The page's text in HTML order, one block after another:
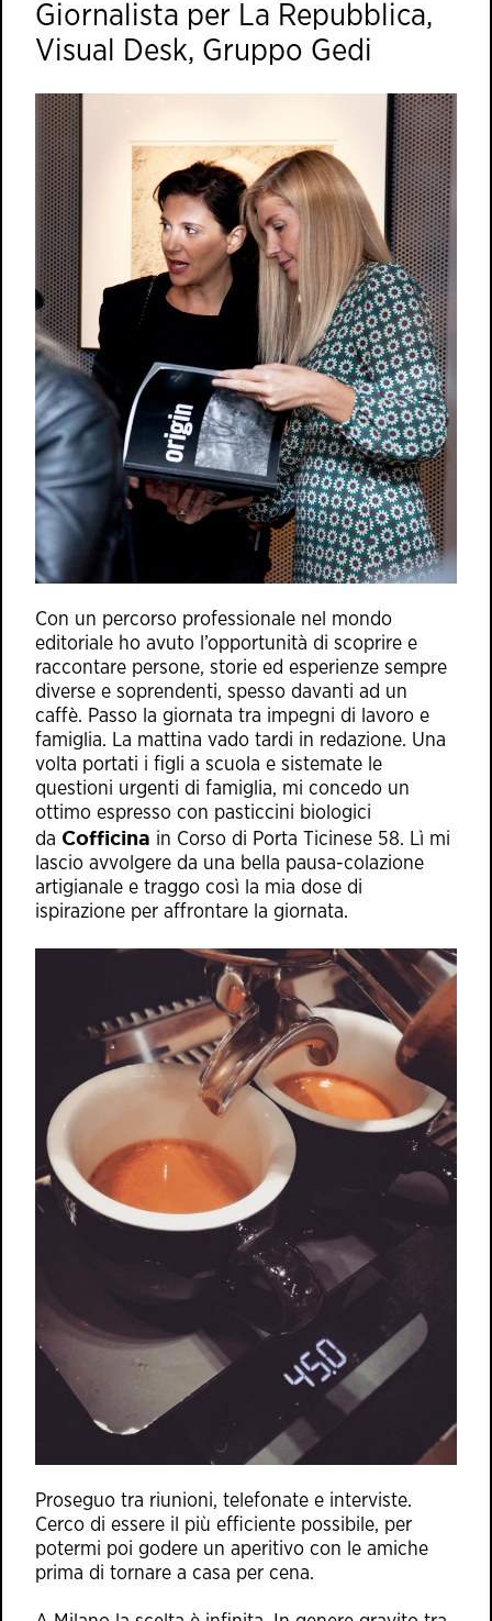
Giornalista per La Repubblica,
Visual Desk, Gruppo Gedi
Con un percorso professionale nel mondo
editoriale ho avuto l’opportunità di scoprire e
raccontare persone, storie ed esperienze sempre
diverse e soprendenti, spesso davanti ad un
caffè. Passo la giornata tra impegni di lavoro e
famiglia. La mattina vado tardi in redazione. Una
volta portati i figli a scuola e sistemate le
questioni urgenti di famiglia, mi concedo un
ottimo espresso con pasticcini biologici
da Cofficina in Corso di Porta Ticinese 58. Lì mi
lascio avvolgere da una bella pausa-colazione
artigianale e traggo così la mia dose di
ispirazione per affrontare la giornata.
Proseguo tra riunioni, telefonate e interviste.
Cerco di essere il più efficiente possibile, per
potermi poi godere un aperitivo con le amiche
prima di tornare a casa per cena.